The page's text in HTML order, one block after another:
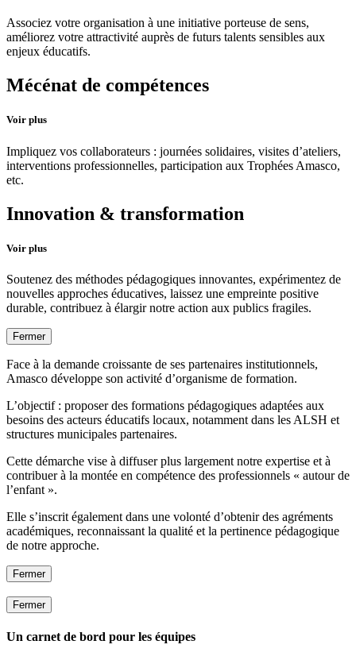
Associez votre organisation à une initiative porteuse de sens,
améliorez votre attractivité auprès de futurs talents sensibles aux
enjeux éducatifs.
Mécénat de compétences
Voir plus
Impliquez vos collaborateurs : journées solidaires, visites d’ateliers,
interventions professionnelles, participation aux Trophées Amasco,
etc.
Innovation & transformation
Voir plus
Soutenez des méthodes pédagogiques innovantes, expérimentez de
nouvelles approches éducatives, laissez une empreinte positive
durable, contribuez à élargir notre action aux publics fragiles.
Fermer
Face à la demande croissante de ses partenaires institutionnels,
Amasco développe son activité d’organisme de formation.
L’objectif : proposer des formations pédagogiques adaptées aux
besoins des acteurs éducatifs locaux, notamment dans les ALSH et
structures municipales partenaires.
Cette démarche vise à diffuser plus largement notre expertise et à
contribuer à la montée en compétence des professionnels « autour de
l’enfant ».
Elle s’inscrit également dans une volonté d’obtenir des agréments
académiques, reconnaissant la qualité et la pertinence pédagogique
de notre approche.
Fermer
Fermer
Un carnet de bord pour les équipes